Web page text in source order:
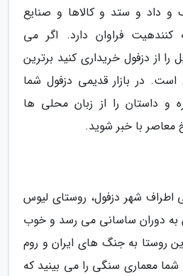
و داد و ستد و کالاها و صنایع
فراوان دارد. اگر می
از دزفول خریداری کنید برترین
است. در بازار قدیمی دزفول شما
و داستان را از زبان محلی ها
معاصر با خبر شوید.
اطراف شهر دزفول، روستای لیوس
دوران ساسانی می رسد و خوب
روستا به جنگ های ایران و روم
شما معماری سنگی را می بینید که